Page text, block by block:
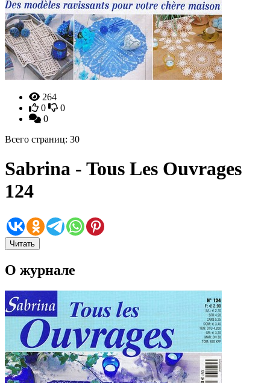
264
0
0
0
Всего страниц: 30
Sabrina - Tous Les Ouvrages
124
Читать
О журнале